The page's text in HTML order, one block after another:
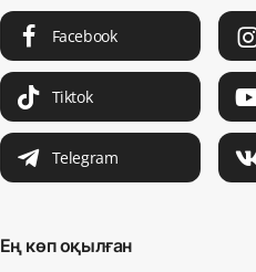
Facebook
Tiktok
Telegram
Ең көп оқылған